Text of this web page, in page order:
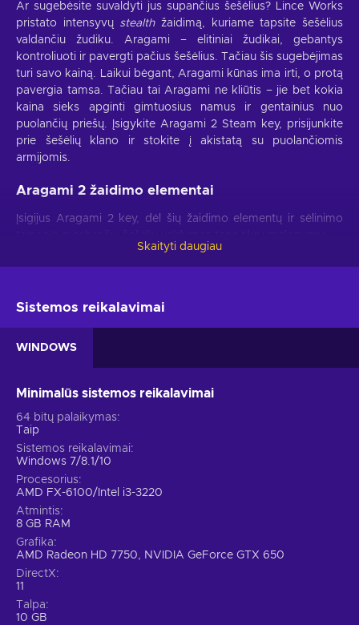
Ar sugebėsite suvaldyti jus supančius šešėlius? Lince Works
pristato intensyvų stealthžaidimą, kuriame tapsite šešėlius
valdančiu žudiku. Aragami – elitiniai žudikai, gebantys
kontroliuoti ir pavergti pačius šešėlius. Tačiau šis sugebėjimas
turi savo kainą. Laikui bėgant, Aragami kūnas ima irti, o protą
pavergia tamsa. Tačiau tai Aragami ne kliūtis – jie bet kokia
kaina sieks apginti gimtuosius namus ir gentainius nuo
puolančių priešų. Įsigykite Aragami 2 Steam key, prisijunkite
prie šešėlių klano ir stokite į akistatą su puolančiomis
armijomis.
Aragami 2 žaidimo elementai
Įsigijus Aragami 2 key, dėl šių žaidimo elementų ir sėlinimo
Greito tempostealthžaidimas.Tarsi nindzė sėlinkite
nužudysite ar tik nokautuosite;
kokiu būdu ją pradėsite, tačiau nepamirškite – didelė rizika
skina saldžiausius vaisius;
galias, patys gaminkite ginklus ir šarvus;
Galima sakyti, kad Aragami – prakeikti. Nors šešėliai suteikia
didžiulę galią, kartu jie pavergia ir jūsų kūną bei protą. Kita
priešams ir bandys apginti gimtąjį kaimą. Tiesa, geri darbai,
gali pašalinti prakeiksmą jam dar nespėjus įsišaknyti. Įsigykite
Aragami 2 Steam key, susikurkite tobulą karį, apginkite kaimą
Skaityti daugiau
Sistemos reikalavimai
WINDOWS
Minimalūs sistemos reikalavimai
64 bitų palaikymas
Taip
Sistemos reikalavimai
Windows 7/8.1/10
Procesorius
AMD FX-6100/Intel i3-3220
Atmintis
8 GB RAM
Grafika
AMD Radeon HD 7750, NVIDIA GeForce GTX 650
DirectX
11
Talpa
10 GB